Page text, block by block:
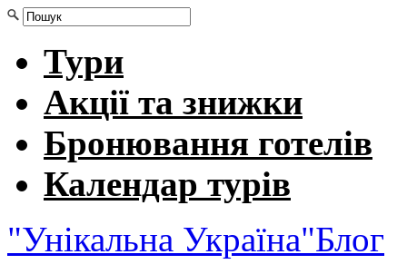
Тури
Акції та знижки
Бронювання готелів
Календар турів
"Унікальна Україна"Блог